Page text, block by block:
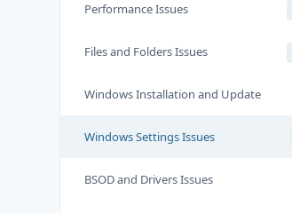
Performance Issues
Files and Folders Issues
Windows Installation and Update
Windows Settings Issues
BSOD and Drivers Issues